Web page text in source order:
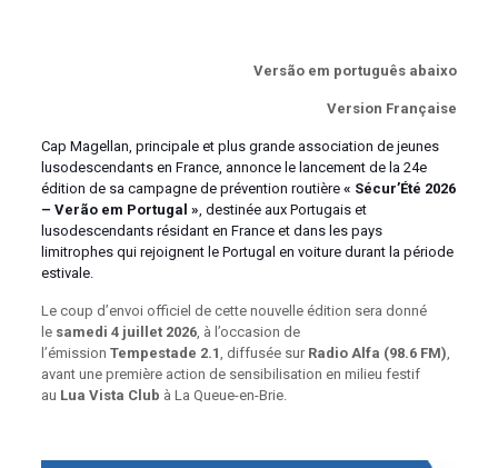
Versão em português abaixo
Version Française
Cap Magellan, principale et plus grande association de jeunes
lusodescendants en France, annonce le lancement de la 24e
édition de sa campagne de prévention routière « Sécur’Été 2026
– Verão em Portugal » , destinée aux Portugais et
lusodescendants résidant en France et dans les pays
limitrophes qui rejoignent le Portugal en voiture durant la période
estivale.
Le coup d’envoi officiel de cette nouvelle édition sera donné
le samedi 4 juillet 2026, à l’occasion de
l’émission Tempestade 2.1 , diffusée sur Radio Alfa (98.6 FM)
avant une première action de sensibilisation en milieu festif
au Lua Vista Club à La Queue-en-Brie.